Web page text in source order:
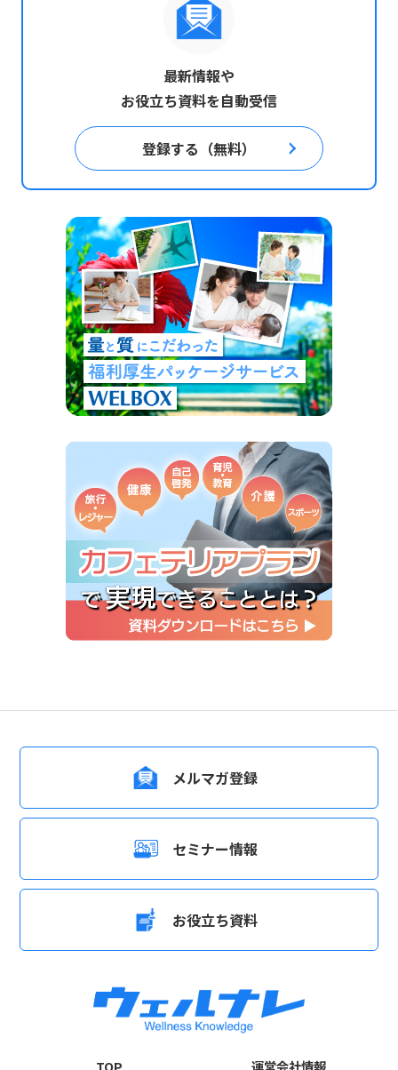
最新情報や
お役立ち資料を自動受信
登録する（無料）
メルマガ登録
セミナー情報
お役立ち資料
TOP 運営会社情報